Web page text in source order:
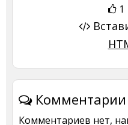
1
Комментарии
Комментариев нет,